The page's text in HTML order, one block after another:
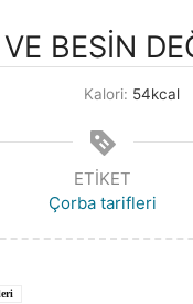
BESİN
Kalori: 54kcal
ETIKET
Çorba tarifleri